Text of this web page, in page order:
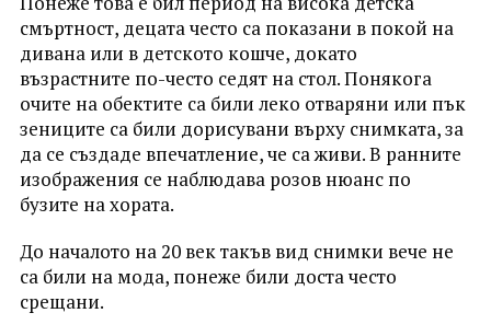
смъртност, децата често са показани в покой на
дивана или в детското кошче, докато
възрастните по-често седят на стол. Понякога
очите на обектите са били леко отваряни или пък
зениците са били дорисувани върху снимката, за
да се създаде впечатление, че са живи. В ранните
изображения се наблюдава розов нюанс по
бузите на хората.
До началото на 20 век такъв вид снимки вече не
са били на мода, понеже били доста често
срещани.